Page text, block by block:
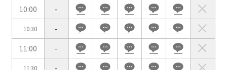
10:00
-
10:30
-
11:00
-
11:30
-
会場の種類